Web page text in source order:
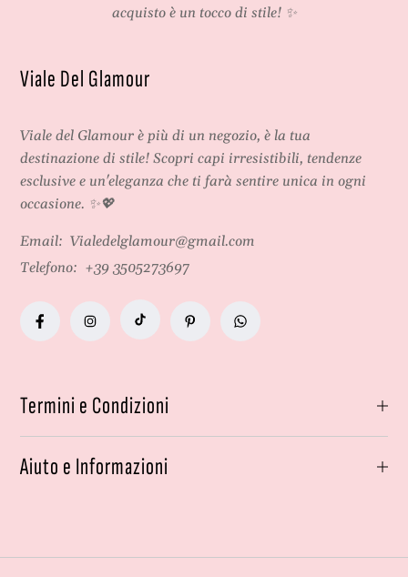
acquisto è un tocco di stile! ✨
Viale Del Glamour
Viale del Glamour è più di un negozio, è la tua
destinazione di stile! Scopri capi irresistibili, tendenze
esclusive e un'eleganza che ti farà sentire unica in ogni
occasione. ✨💖
Email: Vialedelglamour@gmail.com
Telefono: +39 3505273697
Termini e Condizioni
Aiuto e Informazioni